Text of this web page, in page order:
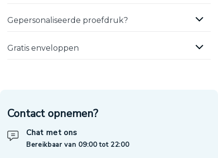
Gepersonaliseerde proefdruk?
Gratis enveloppen
Contact opnemen?
Chat met ons
Bereikbaar van 09:00 tot 22:00